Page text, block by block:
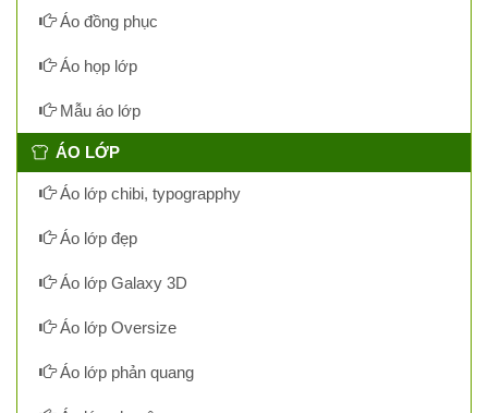
Áo đồng phục
Áo họp lớp
Mẫu áo lớp
ÁO LỚP
Áo lớp chibi, typograpphy
Áo lớp đẹp
Áo lớp Galaxy 3D
Áo lớp Oversize
Áo lớp phản quang